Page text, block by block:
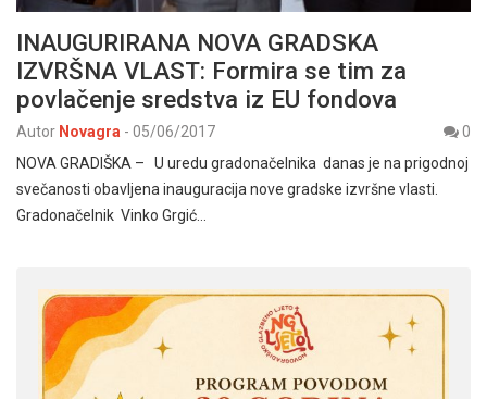
INAUGURIRANA NOVA GRADSKA
IZVRŠNA VLAST: Formira se tim za
povlačenje sredstva iz EU fondova
Autor Novagra - 05/06/2017
0
NOVA GRADIŠKA – U uredu gradonačelnika danas je na prigodnoj
svečanosti obavljena inauguracija nove gradske izvršne vlasti.
Gradonačelnik Vinko Grgić…